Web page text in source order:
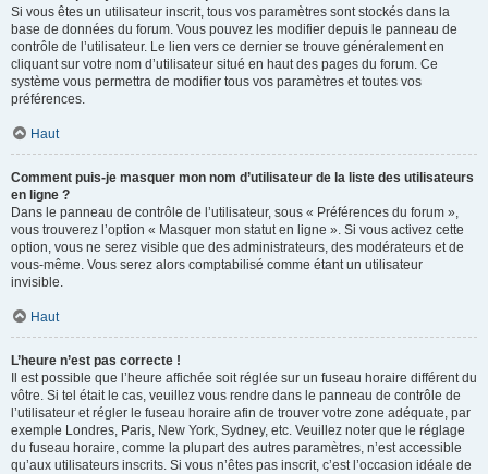
Si vous êtes un utilisateur inscrit, tous vos paramètres sont stockés dans la
base de données du forum. Vous pouvez les modifier depuis le panneau de
contrôle de l’utilisateur. Le lien vers ce dernier se trouve généralement en
cliquant sur votre nom d’utilisateur situé en haut des pages du forum. Ce
système vous permettra de modifier tous vos paramètres et toutes vos
préférences.
Haut
Comment puis-je masquer mon nom d’utilisateur de la liste des utilisateurs
en ligne ?
Dans le panneau de contrôle de l’utilisateur, sous « Préférences du forum »,
vous trouverez l’option « Masquer mon statut en ligne ». Si vous activez cette
option, vous ne serez visible que des administrateurs, des modérateurs et de
vous-même. Vous serez alors comptabilisé comme étant un utilisateur
invisible.
Haut
L’heure n’est pas correcte !
Il est possible que l’heure affichée soit réglée sur un fuseau horaire différent du
vôtre. Si tel était le cas, veuillez vous rendre dans le panneau de contrôle de
l’utilisateur et régler le fuseau horaire afin de trouver votre zone adéquate, par
exemple Londres, Paris, New York, Sydney, etc. Veuillez noter que le réglage
du fuseau horaire, comme la plupart des autres paramètres, n’est accessible
qu’aux utilisateurs inscrits. Si vous n’êtes pas inscrit, c’est l’occasion idéale de